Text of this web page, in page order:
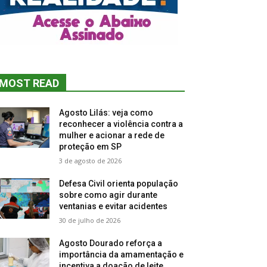
READ
Agosto Lilás: veja como
reconhecer a violência contra a
mulher e acionar a rede de
proteção em SP
3 de agosto de 2026
Defesa Civil orienta população
sobre como agir durante
ventanias e evitar acidentes
30 de julho de 2026
Agosto Dourado reforça a
importância da amamentação e